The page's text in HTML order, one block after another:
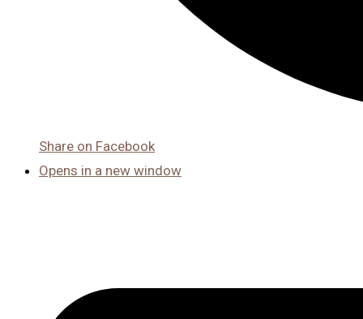
Share on Facebook
Opens in a new window